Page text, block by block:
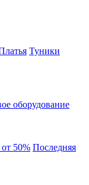
Туники
оборудование
50% Последняя